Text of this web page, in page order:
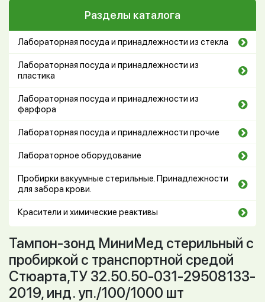
Разделы каталога
Лабораторная посуда и принадлежности из стекла
Лабораторная посуда и принадлежности из
пластика
Лабораторная посуда и принадлежности из
фарфора
Лабораторная посуда и принадлежности прочие
Лабораторное оборудование
Пробирки вакуумные стерильные. Принадлежности
для забора крови.
Красители и химические реактивы
Тампон-зонд МиниМед стерильный с
пробиркой с транспортной средой
Стюарта,ТУ 32.50.50-031-29508133-
2019, инд. уп./100/1000 шт